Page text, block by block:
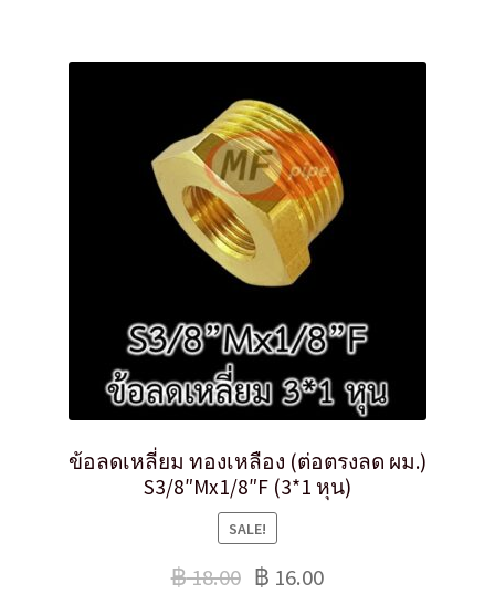
ข้อลดเหลี่ยม ทองเหลือง (ต่อตรงลด ผม.)
S3/8″Mx1/8″F (3*1 หุน)
SALE!
฿18.00 ฿ 16.00